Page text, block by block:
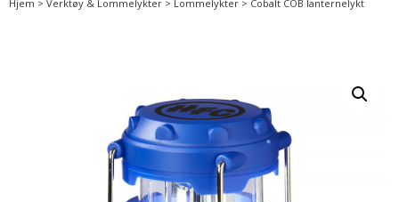
Hjem > Verktøy & Lommelykter > Lommelykter > Cobalt COB lanternelykt